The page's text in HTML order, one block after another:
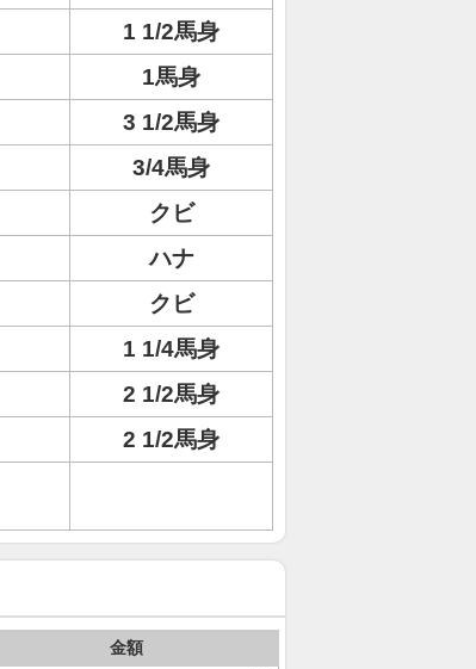
1 1/2馬身
1馬身
3 1/2馬身
3/4馬身
クビ
ハナ
クビ
1 1/4馬身
2 1/2馬身
2 1/2馬身
金額